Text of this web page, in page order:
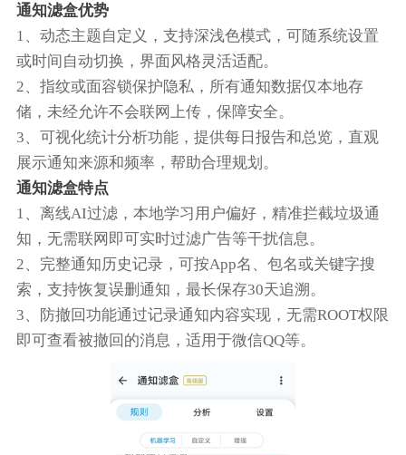
通知滤盒优势
1、动态主题自定义，支持深浅色模式，可随系统设置
或时间自动切换，界面风格灵活适配。
2、指纹或面容锁保护隐私，所有通知数据仅本地存
储，未经允许不会联网上传，保障安全。
3、可视化统计分析功能，提供每日报告和总览，直观
展示通知来源和频率，帮助合理规划。
通知滤盒特点
1、离线AI过滤，本地学习用户偏好，精准拦截垃圾通
知，无需联网即可实时过滤广告等干扰信息。
2、完整通知历史记录，可按App名、包名或关键字搜
索，支持恢复误删通知，最长保存30天追溯。
3、防撤回功能通过记录通知内容实现，无需ROOT权限
即可查看被撤回的消息，适用于微信QQ等。